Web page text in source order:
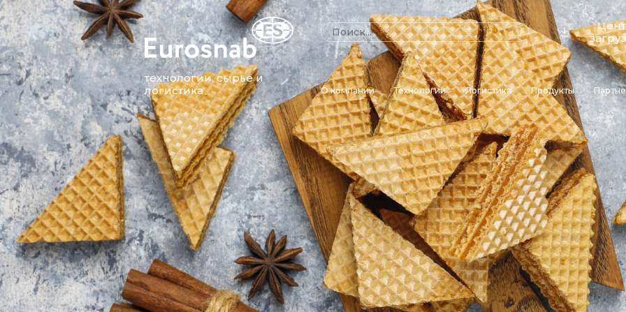
технологии, сырье и
логистика
О компании Технологии Логистика Продукты